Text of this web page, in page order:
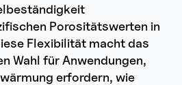
Porositätswerten in
Flexibilität macht das
Wahl für Anwendungen,
erfordern, wie